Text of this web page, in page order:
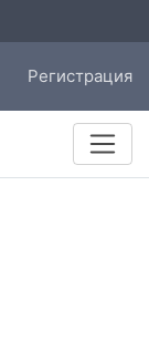
Регистрация